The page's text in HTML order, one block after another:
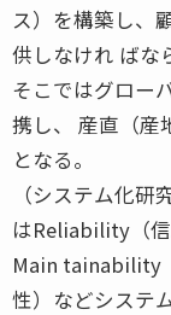
ス）を構築し、
供しなけれ ばな
そこではグロー
携し、 産直（産
となる。
（システム化
はReliability（
Main tainability
性）などシステ